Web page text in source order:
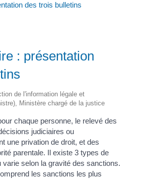
des trois bulletins
: présentation
de l'information légale et
Ministère chargé de la justice
chaque personne, le relevé des
judiciaires ou
une privation de droit, et des
parentale. Il existe 3 types de
varie selon la gravité des sanctions.
les sanctions les plus